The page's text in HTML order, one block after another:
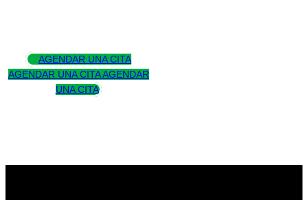
AGENDAR UNA CITA
AGENDAR UNA CITA AGENDAR
UNA CITA